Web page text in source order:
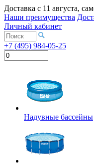
Доставка с 11 августа,
Наши преимущества
Личный кабинет
+7 (495) 984-05-25
Надувные бассейны